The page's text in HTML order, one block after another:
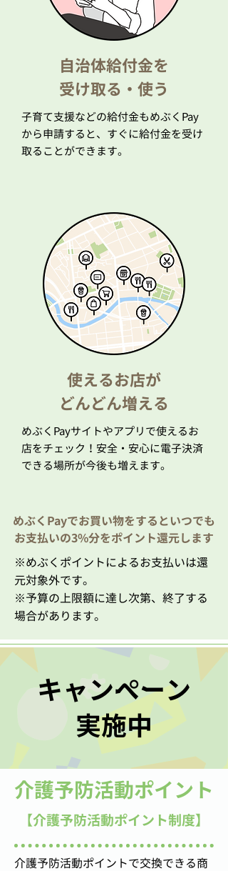
自治体給付金を
​受け取る・使う
子育て支援などの給付金もめぶくPay
から申請すると、すぐに給付金を受け
取ることができます。
使えるお店が
​どんどん増える
めぶくPayサイトやアプリで使えるお
店をチェック！安全・安心に電子決済
できる場所が今後も増えます。
めぶく​Payでお買い物をするといつでも
お支払いの3%分をポイント還元します
​※めぶくポイントによるお支払いは還
元対象外です。
※予算の上限額に達し次第、終了する
場合があります。
キャンペーン
実施中
介護予防活動ポイント
【介護予防活動ポイント制度】
介護予防活動ポイントで交換できる商